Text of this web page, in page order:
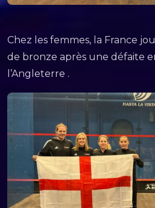
Chez les femmes, la France
de bronze après une défaite
l’Angleterre .